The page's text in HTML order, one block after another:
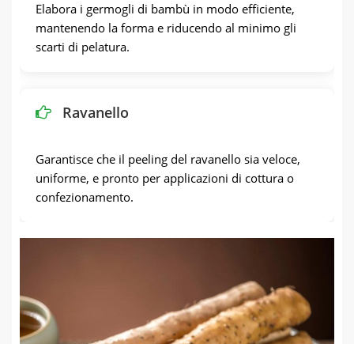
Elabora i germogli di bambù in modo efficiente,
mantenendo la forma e riducendo al minimo gli
scarti di pelatura.
Ravanello
Garantisce che il peeling del ravanello sia veloce,
uniforme, e pronto per applicazioni di cottura o
confezionamento.